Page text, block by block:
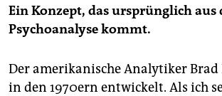
Ein Konzept, das ursprünglich aus
Psychoanalyse kommt.
Der amerikanische Analytiker Brad
in den 1970ern entwickelt. Als ich